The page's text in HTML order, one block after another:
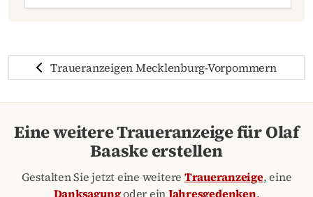
Traueranzeigen Mecklenburg-Vorpommern
Eine weitere Traueranzeige für Olaf
Baaske erstellen
Gestalten Sie jetzt eine weitere Traueranzeige, eine
Danksagungoder ein Jahresgedenken.